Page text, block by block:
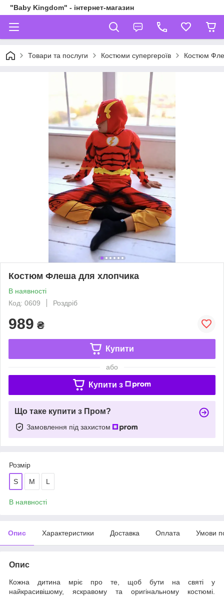
"Baby Kingdom" - інтернет-магазин
Товари та послуги Костюми супергероїв Костюм
Костюм Флеша для хлопчика
В наявності
Код: 0609
Роздріб
989 ₴
Купити
або
Купити з
Що таке купити з Пром?
Замовлення під захистом
Розмір
S M L
В наявності
Опис Характеристики Доставка Оплата Умови
Опис
Кожна дитина мріє про те, щоб бути на святі у
найкрасивішому, яскравому та оригінальному костюмі.